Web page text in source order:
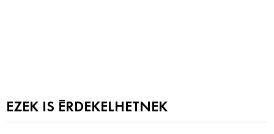
EZEK IS ÉRDEKELHETNEK